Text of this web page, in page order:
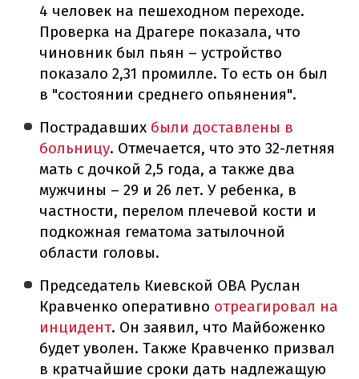
4 человек на пешеходном переходе.
Проверка на Драгере показала, что
чиновник был пьян – устройство
показало 2,31 промилле. То есть он был
в "состоянии среднего опьянения".
Пострадавших были доставлены в
больницу. Отмечается, что это 32-летняя
мать с дочкой 2,5 года, а также два
мужчины – 29 и 26 лет. У ребенка, в
частности, перелом плечевой кости и
подкожная гематома затылочной
области головы.
Председатель Киевской ОВА Руслан
Кравченко оперативно отреагировал на
инцидент. Он заявил, что Майбоженко
будет уволен. Также Кравченко призвал
в кратчайшие сроки дать надлежащую